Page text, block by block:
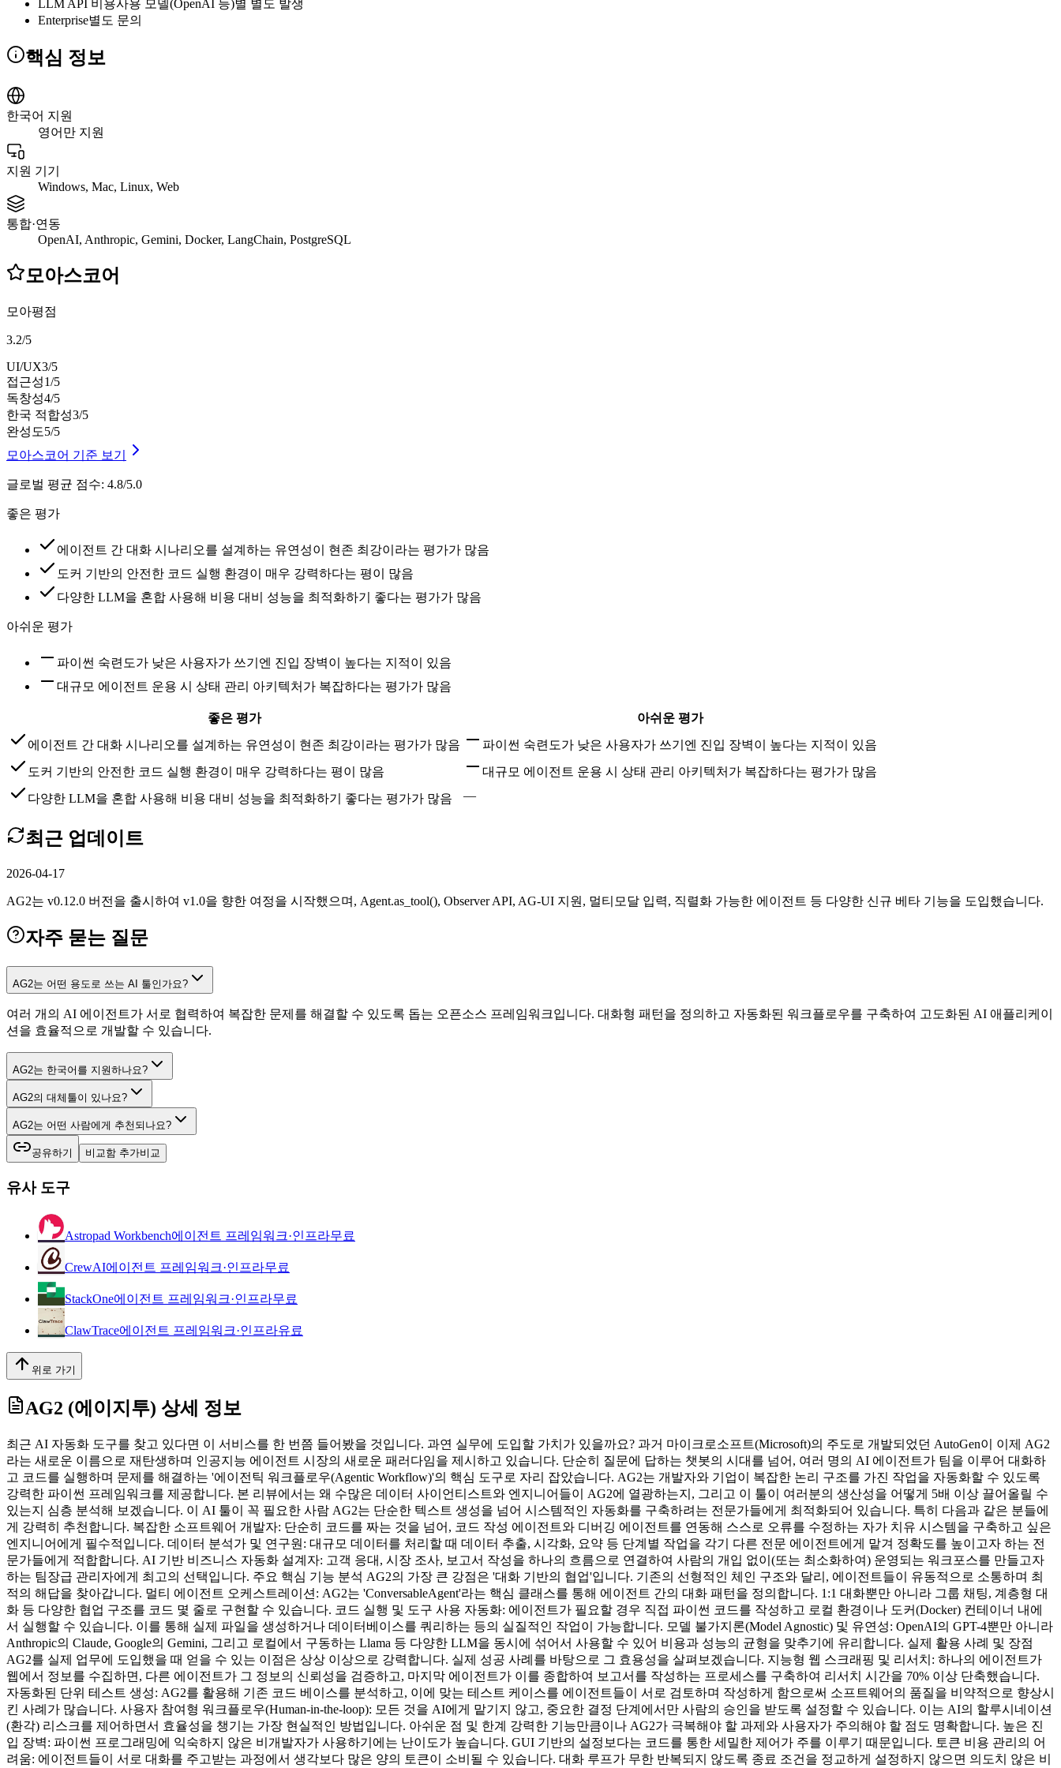
LLM API 비용사용 모델(OpenAI 등)별 별도 발생
Enterprise별도 문의
핵심 정보
한국어 지원
영어만 지원
지원 기기
Windows, Mac, Linux, Web
통합·연동
OpenAI, Anthropic, Gemini, Docker, LangChain, PostgreSQL
모아스코어
모아평점
3.2/5
UI/UX3/5
접근성1/5
독창성4/5
한국 적합성3/5
완성도5/5
모아스코어 기준 보기
글로벌 평균 점수: 4.8/5.0
좋은 평가
에이전트 간 대화 시나리오를 설계하는 유연성이 현존 최강이라는 평가가 많음
도커 기반의 안전한 코드 실행 환경이 매우 강력하다는 평이 많음
다양한 LLM을 혼합 사용해 비용 대비 성능을 최적화하기 좋다는 평가가 많음
아쉬운 평가
파이썬 숙련도가 낮은 사용자가 쓰기엔 진입 장벽이 높다는 지적이 있음
대규모 에이전트 운용 시 상태 관리 아키텍처가 복잡하다는 평가가 많음
좋은 평가
아쉬운 평가
에이전트 간 대화 시나리오를 설계하는 유연성이 현존 최강이라는 평가가 많음
파이썬 숙련도가 낮은 사용자가 쓰기엔 진입 장벽이 높다는 지적이 있음
도커 기반의 안전한 코드 실행 환경이 매우 강력하다는 평이 많음
대규모 에이전트 운용 시 상태 관리 아키텍처가 복잡하다는 평가가 많음
다양한 LLM을 혼합 사용해 비용 대비 성능을 최적화하기 좋다는 평가가 많음
—
최근 업데이트
2026-04-17
AG2는 v0.12.0 버전을 출시하여 v1.0을 향한 여정을 시작했으며, Agent.as_tool(), Observer API, AG-UI 지원, 멀티모달 입력, 직렬화 가능한 에이전트 등 다양한 신규 베타 기능을 도입했습니다.
자주 묻는 질문
AG2는 어떤 용도로 쓰는 AI 툴인가요?
여러 개의 AI 에이전트가 서로 협력하여 복잡한 문제를 해결할 수 있도록 돕는 오픈소스 프레임워크입니다. 대화형 패턴을 정의하고 자동화된 워크플로우를 구축하여 고도화된 AI 애플리케이
션을 효율적으로 개발할 수 있습니다.
AG2는 한국어를 지원하나요?
AG2의 대체툴이 있나요?
AG2는 어떤 사람에게 추천되나요?
공유하기 비교함 추가비교
유사 도구
Astropad Workbench에이전트 프레임워크·인프라무료
CrewAI에이전트 프레임워크·인프라무료
StackOne에이전트 프레임워크·인프라무료
ClawTrace에이전트 프레임워크·인프라유료
위로 가기
AG2 (에이지투) 상세 정보
최근 AI 자동화 도구를 찾고 있다면 이 서비스를 한 번쯤 들어봤을 것입니다. 과연 실무에 도입할 가치가 있을까요? 과거 마이크로소프트(Microsoft)의 주도로 개발되었던 AutoGen이 이제 AG2
라는 새로운 이름으로 재탄생하며 인공지능 에이전트 시장의 새로운 패러다임을 제시하고 있습니다. 단순히 질문에 답하는 챗봇의 시대를 넘어, 여러 명의 AI 에이전트가 팀을 이루어 대화하
고 코드를 실행하며 문제를 해결하는 '에이전틱 워크플로우(Agentic Workflow)'의 핵심 도구로 자리 잡았습니다. AG2는 개발자와 기업이 복잡한 논리 구조를 가진 작업을 자동화할 수 있도록
강력한 파이썬 프레임워크를 제공합니다. 본 리뷰에서는 왜 수많은 데이터 사이언티스트와 엔지니어들이 AG2에 열광하는지, 그리고 이 툴이 여러분의 생산성을 어떻게 5배 이상 끌어올릴 수
있는지 심층 분석해 보겠습니다. 이 AI 툴이 꼭 필요한 사람 AG2는 단순한 텍스트 생성을 넘어 시스템적인 자동화를 구축하려는 전문가들에게 최적화되어 있습니다. 특히 다음과 같은 분들에
게 강력히 추천합니다. 복잡한 소프트웨어 개발자: 단순히 코드를 짜는 것을 넘어, 코드 작성 에이전트와 디버깅 에이전트를 연동해 스스로 오류를 수정하는 자가 치유 시스템을 구축하고 싶은
엔지니어에게 필수적입니다. 데이터 분석가 및 연구원: 대규모 데이터를 처리할 때 데이터 추출, 시각화, 요약 등 단계별 작업을 각기 다른 전문 에이전트에게 맡겨 정확도를 높이고자 하는 전
문가들에게 적합합니다. AI 기반 비즈니스 자동화 설계자: 고객 응대, 시장 조사, 보고서 작성을 하나의 흐름으로 연결하여 사람의 개입 없이(또는 최소화하여) 운영되는 워크포스를 만들고자
하는 팀장급 관리자에게 최고의 선택입니다. 주요 핵심 기능 분석 AG2의 가장 큰 강점은 '대화 기반의 협업'입니다. 기존의 선형적인 체인 구조와 달리, 에이전트들이 유동적으로 소통하며 최
적의 해답을 찾아갑니다. 멀티 에이전트 오케스트레이션: AG2는 'ConversableAgent'라는 핵심 클래스를 통해 에이전트 간의 대화 패턴을 정의합니다. 1:1 대화뿐만 아니라 그룹 채팅, 계층형 대
화 등 다양한 협업 구조를 코드 몇 줄로 구현할 수 있습니다. 코드 실행 및 도구 사용 자동화: 에이전트가 필요할 경우 직접 파이썬 코드를 작성하고 로컬 환경이나 도커(Docker) 컨테이너 내에
서 실행할 수 있습니다. 이를 통해 실제 파일을 생성하거나 데이터베이스를 쿼리하는 등의 실질적인 작업이 가능합니다. 모델 불가지론(Model Agnostic) 및 유연성: OpenAI의 GPT-4뿐만 아니라
Anthropic의 Claude, Google의 Gemini, 그리고 로컬에서 구동하는 Llama 등 다양한 LLM을 동시에 섞어서 사용할 수 있어 비용과 성능의 균형을 맞추기에 유리합니다. 실제 활용 사례 및 장점
AG2를 실제 업무에 도입했을 때 얻을 수 있는 이점은 상상 이상으로 강력합니다. 실제 성공 사례를 바탕으로 그 효용성을 살펴보겠습니다. 지능형 웹 스크래핑 및 리서치: 하나의 에이전트가
웹에서 정보를 수집하면, 다른 에이전트가 그 정보의 신뢰성을 검증하고, 마지막 에이전트가 이를 종합하여 보고서를 작성하는 프로세스를 구축하여 리서치 시간을 70% 이상 단축했습니다.
자동화된 단위 테스트 생성: AG2를 활용해 기존 코드 베이스를 분석하고, 이에 맞는 테스트 케이스를 에이전트들이 서로 검토하며 작성하게 함으로써 소프트웨어의 품질을 비약적으로 향상시
킨 사례가 많습니다. 사용자 참여형 워크플로우(Human-in-the-loop): 모든 것을 AI에게 맡기지 않고, 중요한 결정 단계에서만 사람의 승인을 받도록 설정할 수 있습니다. 이는 AI의 할루시네이션
(환각) 리스크를 제어하면서 효율성을 챙기는 가장 현실적인 방법입니다. 아쉬운 점 및 한계 강력한 기능만큼이나 AG2가 극복해야 할 과제와 사용자가 주의해야 할 점도 명확합니다. 높은 진
입 장벽: 파이썬 프로그래밍에 익숙하지 않은 비개발자가 사용하기에는 난이도가 높습니다. GUI 기반의 설정보다는 코드를 통한 세밀한 제어가 주를 이루기 때문입니다. 토큰 비용 관리의 어
려움: 에이전트들이 서로 대화를 주고받는 과정에서 생각보다 많은 양의 토큰이 소비될 수 있습니다. 대화 루프가 무한 반복되지 않도록 종료 조건을 정교하게 설정하지 않으면 의도치 않은 비